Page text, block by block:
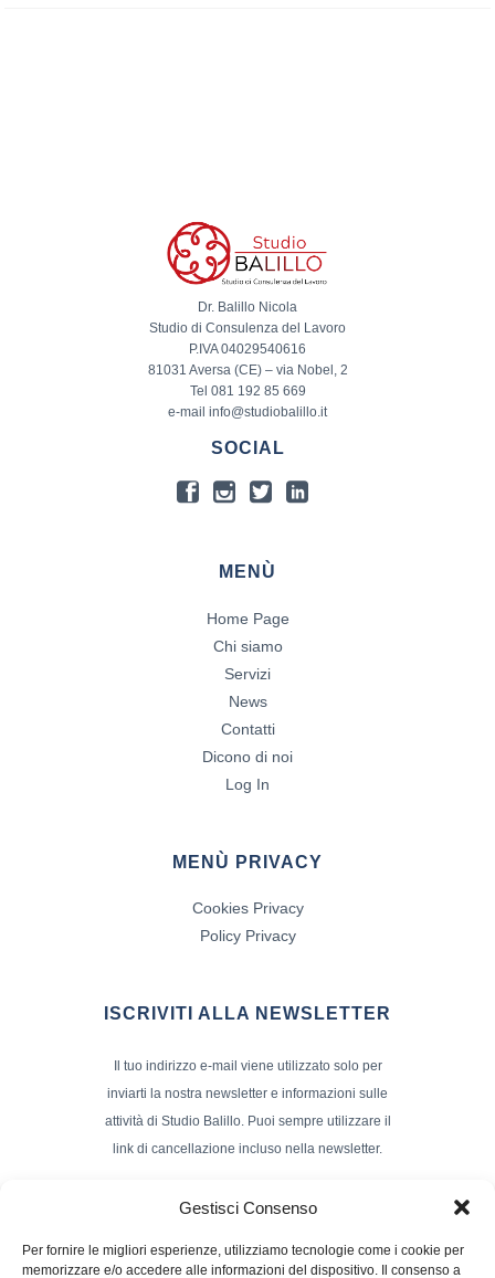
Gestisci Consenso
Per fornire le migliori esperienze, utilizziamo tecnologie come i cookie per
memorizzare e/o accedere alle informazioni del dispositivo. Il consenso a
Dr. Balillo Nicola
Studio di Consulenza del Lavoro
P.IVA 04029540616
81031 Aversa (CE) – via Nobel, 2
Tel 081 192 85 669
e-mail info@studiobalillo.it
SOCIAL
MENÙ
Home Page
Chi siamo
Servizi
News
Contatti
Dicono di noi
Log In
MENÙ PRIVACY
Cookies Privacy
Policy Privacy
ISCRIVITI ALLA NEWSLETTER
Il tuo indirizzo e-mail viene utilizzato solo per
inviarti la nostra newsletter e informazioni sulle
attività di Studio Balillo. Puoi sempre utilizzare il
link di cancellazione incluso nella newsletter.
Nome e Cognome